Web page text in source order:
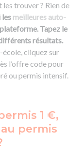
les trouver ? Rien de
les meilleures auto-
Tapez le
résultats.
cliquez sur
l’offre code pour
ou permis intensif.
1 €,
permis